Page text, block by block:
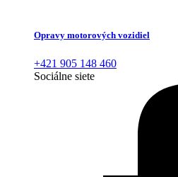
Opravy motorových vozidiel
+421 905 148 460
Sociálne siete